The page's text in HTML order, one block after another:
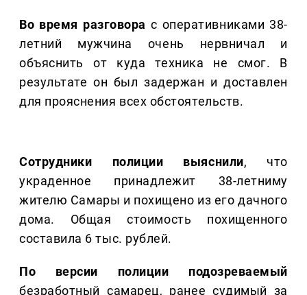
Во время разговорас оперативниками 38-
летний мужчина очень нервничал и
объяснить от куда техника не смог. В
результате он был задержан и доставлен
для прояснения всех обстоятельств.
Сотрудники полиции выяснили, что
украденное принадлежит 38-летниму
жителю Самары и похищено из его дачного
дома. Общая стоимость похищенного
составила 6 тыс. рублей.
По версии полиции подозреваемый
безработный самарец, ранее судимый за